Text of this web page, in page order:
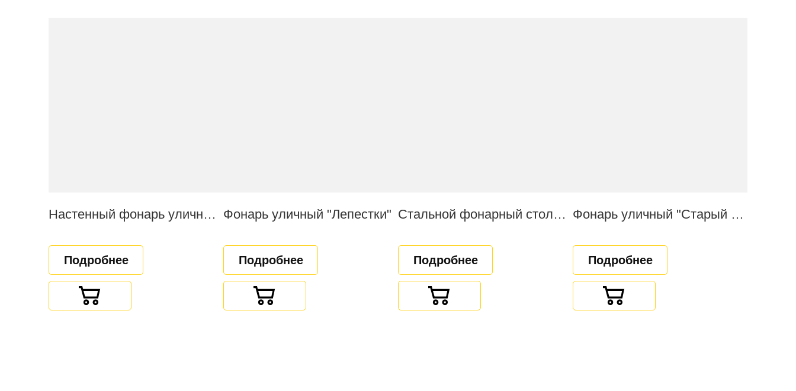
Настенный фонарь уличный "Волшебная ночь"
Подробнее
Фонарь уличный "Лепестки"
Подробнее
Стальной фонарный столб "Старый город"
Подробнее
Фонарь уличный "Старый город"
Подробнее